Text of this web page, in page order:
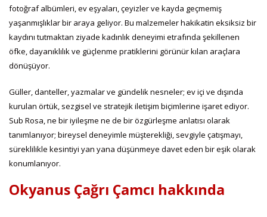
fotoğraf albümleri, ev eşyaları, çeyizler ve kayda geçmemiş
yaşanmışlıklar bir araya geliyor. Bu malzemeler hakikatin eksiksiz bir
kaydını tutmaktan ziyade kadınlık deneyimi etrafında şekillenen
öfke, dayanıklılık ve güçlenme pratiklerini görünür kılan araçlara
dönüşüyor.
Güller, danteller, yazmalar ve gündelik nesneler; ev içi ve dışında
kurulan örtük, sezgisel ve stratejik iletişim biçimlerine işaret ediyor.
Sub Rosa, ne bir iyileşme ne de bir özgürleşme anlatısı olarak
tanımlanıyor; bireysel deneyimle müşterekliği, sevgiyle çatışmayı,
süreklilikle kesintiyi yan yana düşünmeye davet eden bir eşik olarak
konumlanıyor.
Okyanus Çağrı Çamcı hakkında